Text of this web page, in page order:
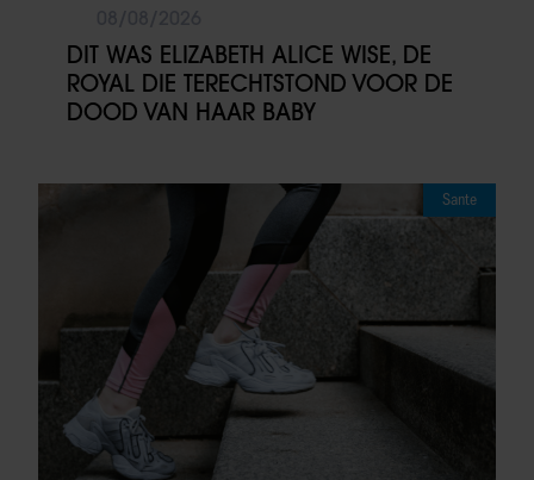
DIT WAS ELIZABETH ALICE WISE, DE
ROYAL DIE TERECHTSTOND VOOR DE
DOOD VAN HAAR BABY
Sante